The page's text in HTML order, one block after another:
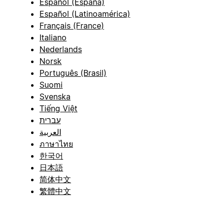
Español (España)
Español (Latinoamérica)
Français (France)
Italiano
Nederlands
Norsk
Português (Brasil)
Suomi
Svenska
Tiếng Việt
עברית
العربية
ภาษาไทย
한국어
日本語
简体中文
繁體中文